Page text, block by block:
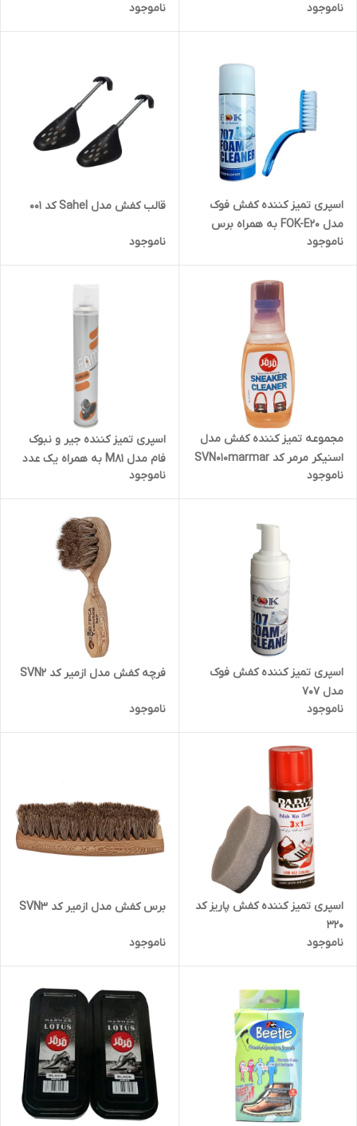
ناموجود
ناموجود
اسپری تمیز کننده کفش فوک
مدل FOK-E20 به همراه برس
ناموجود
قالب کفش مدل Sahel کد 001
ناموجود
مجموعه تمیز کننده کفش مدل
اسنیکر مرمر کد SVN010marmar
ناموجود
اسپری تمیز کننده جیر و نبوک
فام مدل M81 به همراه یک عدد
پاشنه کش
ناموجود
اسپری تمیز کننده کفش فوک
مدل 707
ناموجود
فرچه کفش مدل ازمیر کد SVN2
ناموجود
اسپری تمیز کننده کفش پاریز کد
320
ناموجود
برس کفش مدل ازمیر کد SVN3
ناموجود